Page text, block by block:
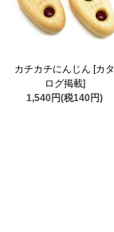
カチカチにんじん [カタ
ログ掲載]
1,540円(税140円)